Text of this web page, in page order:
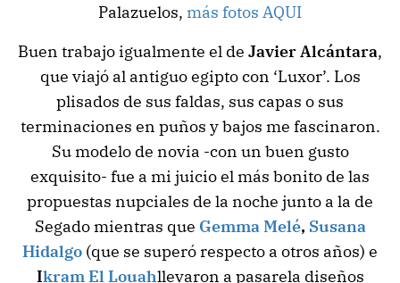
Palazuelos, más fotos AQUI
Buen trabajo igualmente el de Javier Alcántara,
que viajó al antiguo egipto con ‘Luxor’. Los
plisados de sus faldas, sus capas o sus
terminaciones en puños y bajos me fascinaron.
Su modelo de novia -con un buen gusto
exquisito- fue a mi juicio el más bonito de las
propuestas nupciales de la noche junto a la de
Segado mientras que Gemma Melé, Susana
Hidalgo (que se superó respecto a otros años) e
Ikram El Louahllevaron a pasarela diseños